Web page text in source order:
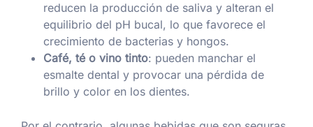
reducen la producción de saliva y alteran el
equilibrio del pH bucal, lo que favorece el
crecimiento de bacterias y hongos.
Café, té o vino tinto: pueden manchar el
esmalte dental y provocar una pérdida de
brillo y color en los dientes.